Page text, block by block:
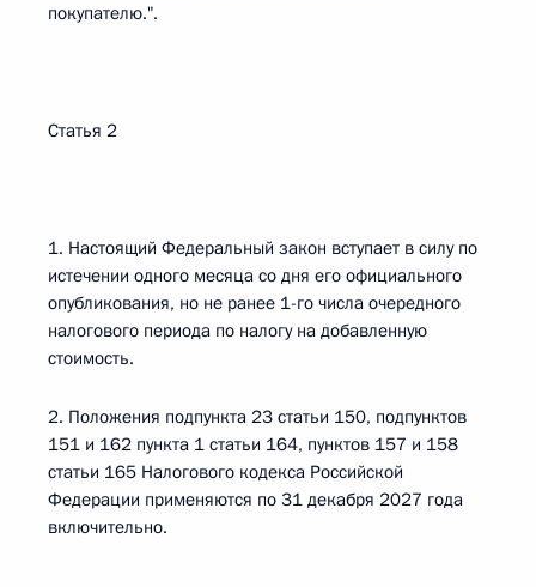
покупателю.".
Статья 2
1. Настоящий Федеральный закон вступает в силу по
истечении одного месяца со дня его официального
опубликования, но не ранее 1-го числа очередного
налогового периода по налогу на добавленную
стоимость.
2. Положения подпункта 23 статьи 150, подпунктов
151 и 162 пункта 1 статьи 164, пунктов 157 и 158
статьи 165 Налогового кодекса Российской
Федерации применяются по 31 декабря 2027 года
включительно.